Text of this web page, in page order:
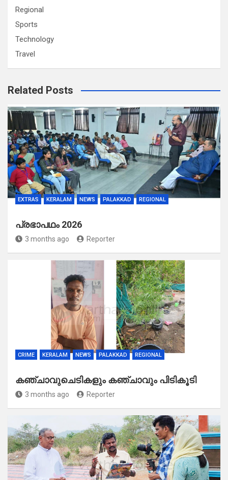
Regional
Sports
Technology
Travel
Related Posts
EXTRAS KERALAM NEWS PALAKKAD REGIONAL
പ്രഭാപഥം 2026
3 months ago Reporter
CRIME KERALAM NEWS PALAKKAD REGIONAL
കഞ്ചാവുചെടികളും കഞ്ചാവും പിടികൂടി
3 months ago Reporter